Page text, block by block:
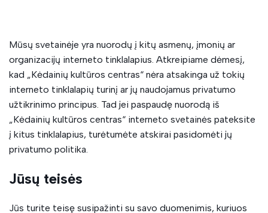
Mūsų svetainėje yra nuorodų į kitų asmenų, įmonių ar
organizacijų interneto tinklalapius. Atkreipiame dėmesį,
kad „Kėdainių kultūros centras“ nėra atsakinga už tokių
interneto tinklalapių turinį ar jų naudojamus privatumo
užtikrinimo principus. Tad jei paspaudę nuorodą iš
„Kėdainių kultūros centras“ interneto svetainės pateksite
į kitus tinklalapius, turėtumėte atskirai pasidomėti jų
privatumo politika.
Jūsų teisės
Jūs turite teisę susipažinti su savo duomenimis, kuriuos